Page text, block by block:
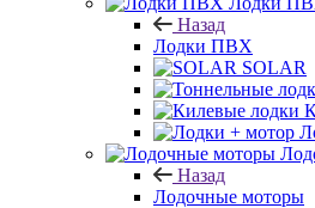
Назад
Лодки ПВХ
SOLAR
Назад
Лодочные моторы